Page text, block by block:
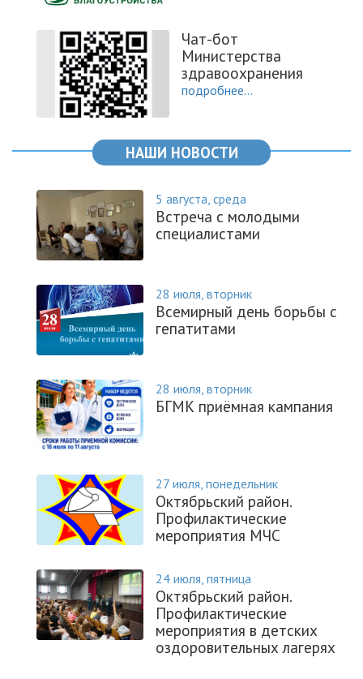
Чат-бот
Министерства
здравоохранения
подробнее...
НАШИ НОВОСТИ
5 августа, среда
Встреча с молодыми
специалистами
28 июля, вторник
Всемирный день борьбы с
гепатитами
28 июля, вторник
БГМК приёмная кампания
27 июля, понедельник
Октябрьский район.
Профилактические
мероприятия МЧС
24 июля, пятница
Октябрьский район.
Профилактические
мероприятия в детских
оздоровительных лагерях